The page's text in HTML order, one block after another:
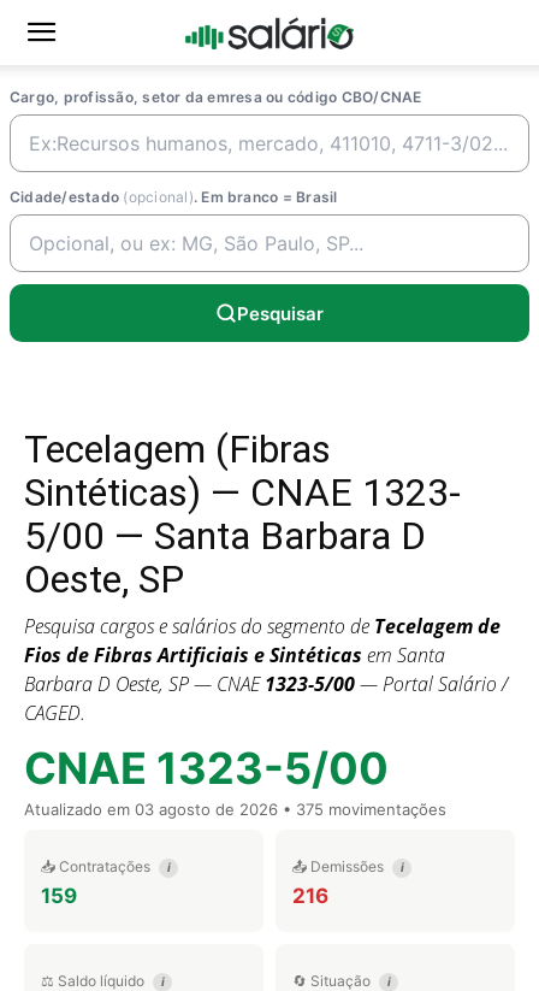
Cargo, profissão, setor da emresa ou código CBO/CNAE
Cidade/estado (opcional). Em branco = Brasil
Pesquisar
Tecelagem (Fibras
Sintéticas) — CNAE 1323-
5/00 — Santa Barbara D
Oeste, SP
Pesquisa cargos e salários do segmento de Tecelagem de
Fios de Fibras Artificiais e Sintéticas em Santa
Barbara D Oeste, SP — CNAE1323-5/00— Portal Salário /
CAGED.
CNAE 1323-5/00
Atualizado em 03 agosto de 2026 • 375 movimentações
📥 Contratações i
159
📤 Demissões i
216
⚖️ Saldo líquido i 🔄 Situação i